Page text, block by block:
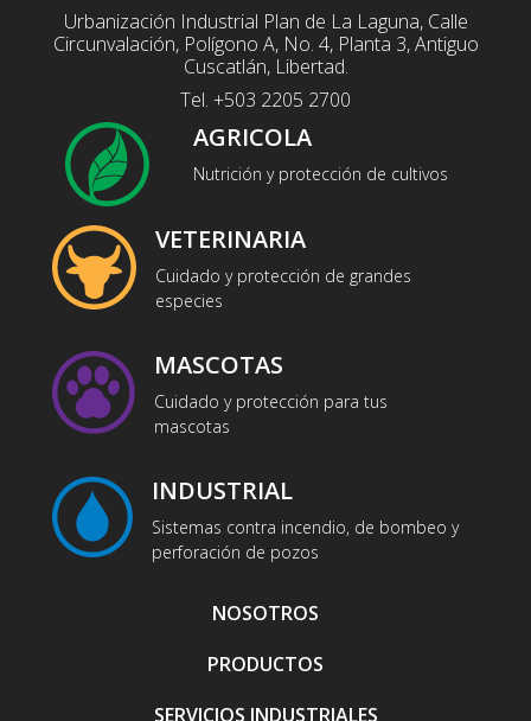
Urbanización Industrial Plan de La Laguna, Calle
Circunvalación, Polígono A, No. 4, Planta 3, Antiguo
Cuscatlán, Libertad.
Tel. +503 2205 2700
AGRICOLA
Nutrición y protección de cultivos
VETERINARIA
Cuidado y protección de grandes
especies
MASCOTAS
Cuidado y protección para tus
mascotas
INDUSTRIAL
Sistemas contra incendio, de bombeo y
perforación de pozos
NOSOTROS
PRODUCTOS
SERVICIOS INDUSTRIALES